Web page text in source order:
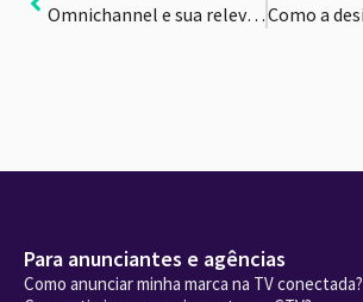
Omnichannel e sua relevância na publicidade
Para anunciantes e agências
Como anunciar minha marca na TV conectada?